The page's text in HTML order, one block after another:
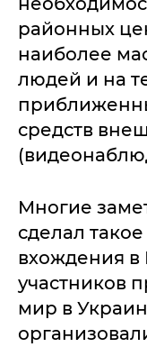
районных
наиболее
людей и на
средств
Многие
сделал
вхождения в
участников
мир в